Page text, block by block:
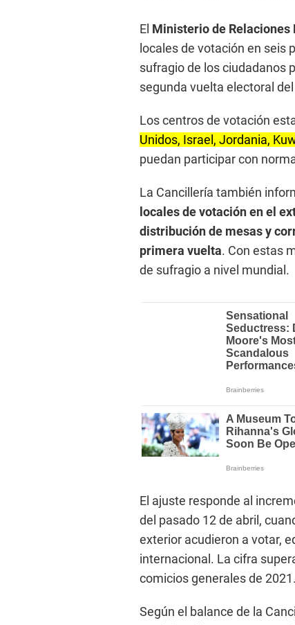
El Ministerio de Relaciones
locales de votación en seis
sufragio de los ciudadanos
segunda vuelta electoral
Los centros de votación
Unidos, Israel, Jordania,
puedan participar con
La Cancillería también
locales de votación en el
distribución de mesas y
primera vuelta. Con estas
de sufragio a nivel mundial.
El ajuste responde al
del pasado 12 de abril,
exterior acudieron a votar,
internacional. La cifra
comicios generales de 2021.
Según el balance de la